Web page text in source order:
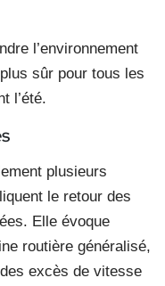
l’environnement
sûr pour tous les
l’été.
plusieurs
le retour des
Elle évoque
routière généralisé,
excès de vitesse